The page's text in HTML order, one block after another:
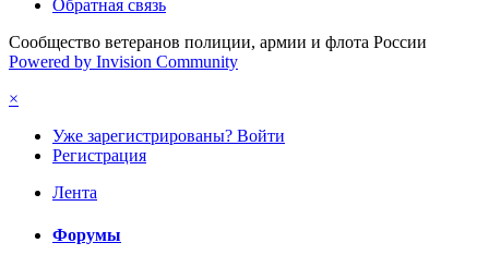
Обратная связь
Сообщество ветеранов полиции, армии и флота России
Powered by Invision Community
×
Уже зарегистрированы? Войти
Регистрация
Лента
Форумы